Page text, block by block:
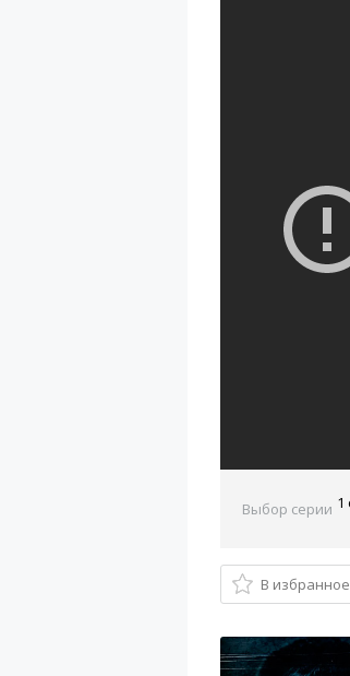
Выбор серии
В избранное